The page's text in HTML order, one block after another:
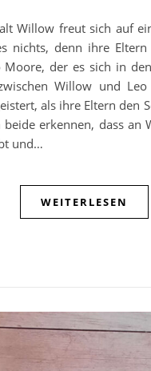
Willow freut sich auf
nichts, denn ihre
Moore, der es sich in
Willow und
als ihre Eltern den
erkennen, dass an
und…
WEITERLESEN